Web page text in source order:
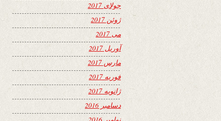
جولای 2017
ژوئن 2017
می 2017
آوریل 2017
مارس 2017
فوریه 2017
ژانویه 2017
دسامبر 2016